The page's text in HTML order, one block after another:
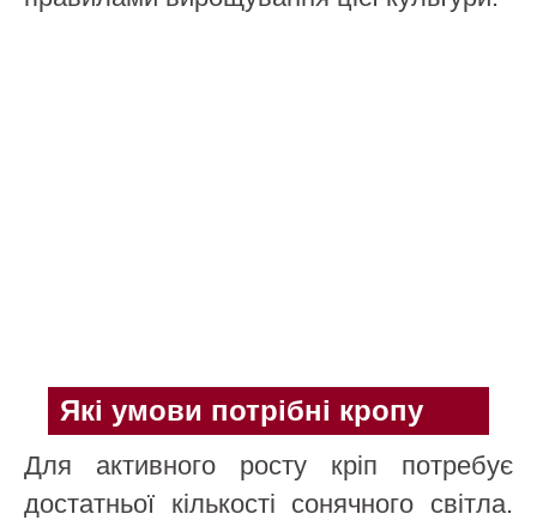
Які умови потрібні кропу
Для активного росту кріп потребує
достатньої кількості сонячного світла.